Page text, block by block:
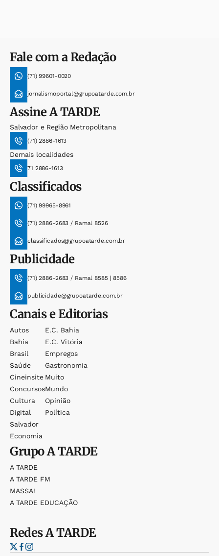
Fale com a Redação
(71) 99601-0020
jornalismoportal@grupoatarde.com.br
AssineA TARDE
Salvador e Região Metropolitana
(71) 2886-1613
Demais localidades
71 2886-1613
Classificados
(71) 99965-8961
(71) 2886-2683 / Ramal 8526
classificados@grupoatarde.com.br
Publicidade
(71) 2886-2683 / Ramal 8585 | 8586
publicidade@grupoatarde.com.br
Canais e Editorias
Autos
Bahia
Brasil
Saúde
Cineinsite
Concursos
Cultura
Digital
Salvador
Economia
E.c. Bahia
E.c. Vitória
Empregos
Gastronomia
Muito
Mundo
Opinião
Política
GrupoA TARDE
A TARDE
A TARDE FM
MASSA!
A TARDE EDUCAÇÃO
RedesA TARDE